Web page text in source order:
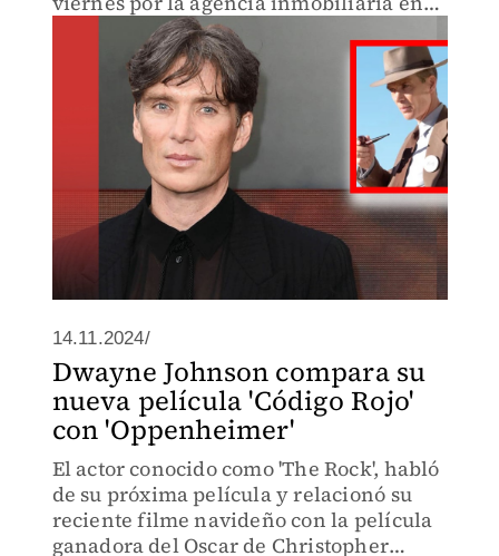
un comunicado.
14.11.2024/
Dwayne Johnson compara su
nueva película 'Código Rojo'
con 'Oppenheimer'
El actor conocido como 'The Rock', habló
de su próxima película y relacionó su
reciente filme navideño con la película
ganadora del Oscar de Christopher